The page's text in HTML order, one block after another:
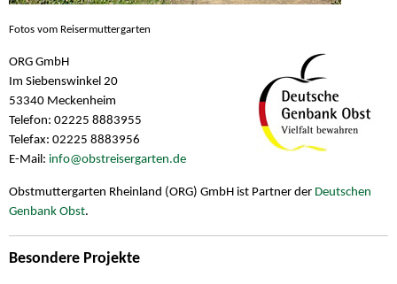
Fotos vom Reisermuttergarten
ORG GmbH
Im Siebenswinkel 20
53340 Meckenheim
Telefon: 02225 8883955
Telefax: 02225 8883956
E-Mail: info@obstreisergarten.de
Obstmuttergarten Rheinland (ORG) GmbH ist Partner der Deutschen
Genbank Obst.
Besondere Projekte